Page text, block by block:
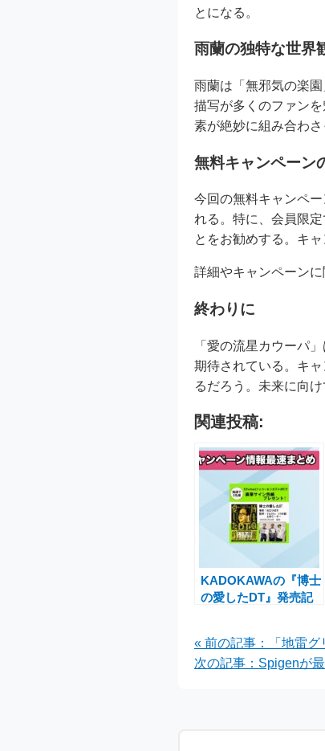
とになる。
雨蘭の独特な世界
雨蘭は「無邪気の楽
描写が多くのファン
素が絶妙に組み合わ
無料キャンペーン
今回の無料キャンペ
れる。特に、会員限
とをお勧めする。キ
詳細やキャンペーン
終わりに
「愛の流星カウーパ
期待されている。キ
るだろう。未来に向
関連投稿:
KADOKAWAの『博士
の愛したDT』発売記
ンペーン
« 前の記事：「地雷
次の記事：Spigenが